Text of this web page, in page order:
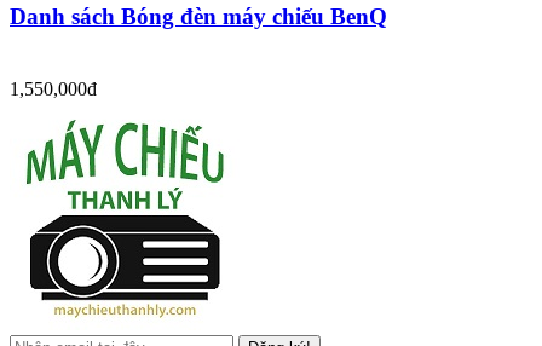
Danh sách Bóng đèn máy chiếu BenQ
1,550,000đ